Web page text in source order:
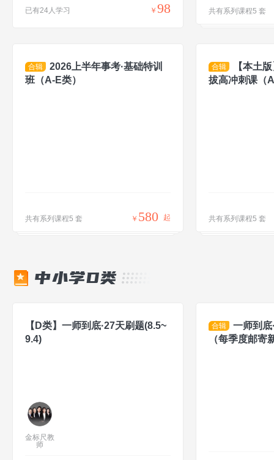
已有24人学习 ￥ 98 共有系列课程5 套
合辑
2026上半年事考·基础特训
班（A-E类）
共有系列课程5 套 ￥ 580 起
合辑
【本土
拔高冲刺课（
共有系列课程5 套
中小学D类
【D类】一师到底·27天刷题(8.5~
9.4)
金标尺教
师
合辑
一师到底
（每季度邮